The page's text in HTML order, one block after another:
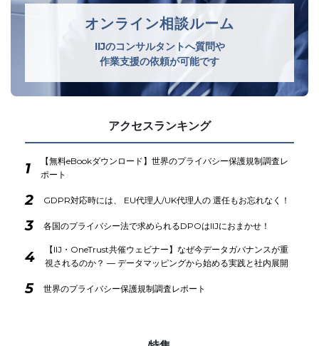
オンライン相談ルーム
IIJのコンサルタントへ質問や
作業支援の依頼が可能です
アクセスランキング
1
【無料eBookダウンロード】世界のプライバシー保護規制調査レ
ポート
2 GDPR対応時には、 EU代理人/UK代理人の 選任もお忘れなく！
3 各国のプライバシー法で求められるDPOはIIJにおまかせ！
4
【IIJ・OneTrust共催ウェビナー】なぜ今データガバナンスが重
視されるのか？ ― データマッピングから始める実践と社内展開
5 世界のプライバシー保護規制調査レポート